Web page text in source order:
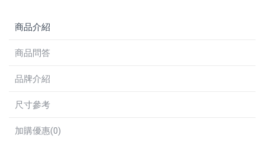
商品介紹
商品問答
品牌介紹
尺寸參考
加購優惠(0)